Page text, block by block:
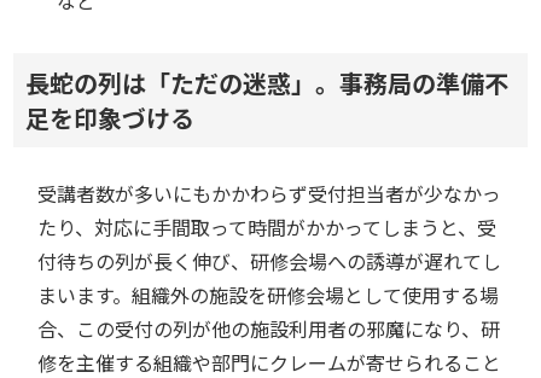
長蛇の列は「ただの迷惑」。事務局の準備不
足を印象づける
受講者数が多いにもかかわらず受付担当者が少なかっ
たり、対応に手間取って時間がかかってしまうと、受
付待ちの列が長く伸び、研修会場への誘導が遅れてし
まいます。組織外の施設を研修会場として使用する場
合、この受付の列が他の施設利用者の邪魔になり、研
修を主催する組織や部門にクレームが寄せられること